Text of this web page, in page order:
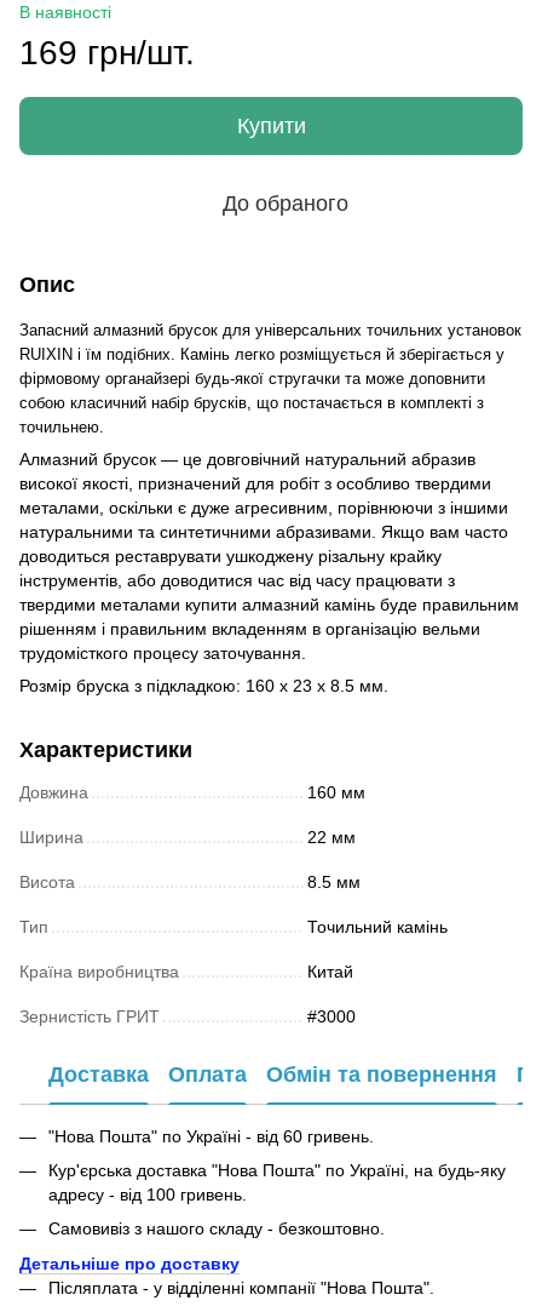
В наявності
169 грн/шт.
Купити
До обраного
Опис
Запасний алмазний брусок для універсальних точильних установок
RUIXIN і їм подібних. Камінь легко розміщується й зберігається у
фірмовому органайзері будь-якої стругачки та може доповнити
собою класичний набір брусків, що постачається в комплекті з
точильнею.
Алмазний брусок — це довговічний натуральний абразив
високої якості, призначений для робіт з особливо твердими
металами, оскільки є дуже агресивним, порівнюючи з іншими
натуральними та синтетичними абразивами. Якщо вам часто
доводиться реставрувати ушкоджену різальну крайку
інструментів, або доводитися час від часу працювати з
твердими металами купити алмазний камінь буде правильним
рішенням і правильним вкладенням в організацію вельми
трудомісткого процесу заточування.
Розмір бруска з підкладкою: 160 х 23 х 8.5 мм.
Характеристики
Довжина 160 мм
Ширина 22 мм
Висота 8.5 мм
Тип Точильний камінь
Країна виробництва Китай
Зернистість ГРИТ #3000
Доставка Оплата Обмін та повернення
"Нова Пошта" по Україні - від 60 гривень.
Кур'єрська доставка "Нова Пошта" по Україні, на будь-яку
адресу - від 100 гривень.
Самовивіз з нашого складу - безкоштовно.
Детальніше про доставку
Післяплата - у відділенні компанії "Нова Пошта".